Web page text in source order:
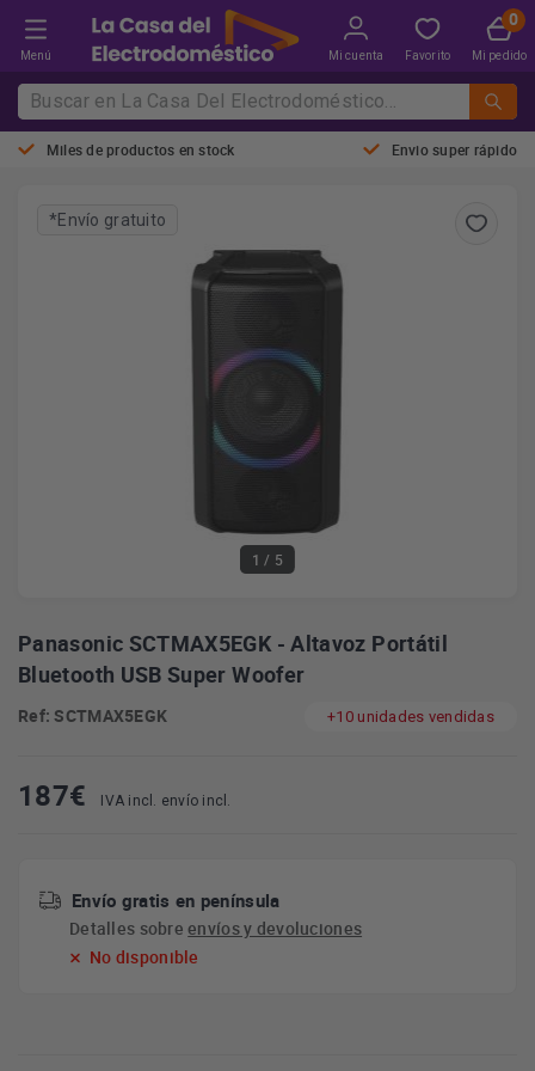
Menú Mi cuenta Favorito Mi pedido
Miles de productos en stock Envio super rápido
1 / 5
*Envío gratuito
Panasonic SCTMAX5EGK - Altavoz Portátil
Bluetooth USB Super Woofer
Ref: SCTMAX5EGK +10 unidades vendidas
187€ IVA incl. envío incl.
Envío gratis en península
Detalles sobreenvíos y devoluciones
No disponible